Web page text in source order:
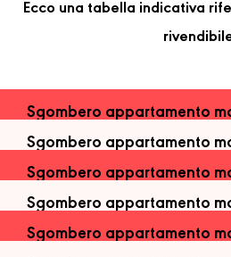
Ecco una tabella indicativa
Sgombero appartamento
Sgombero appartamento
Sgombero appartamento
Sgombero appartamento
Sgombero appartamento